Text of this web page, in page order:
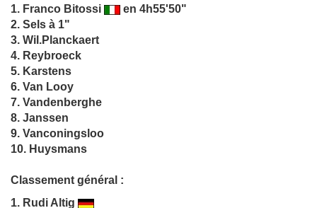
1. Franco Bitossi
en 4h55'50"
2. Sels à 1"
3. Wil.Planckaert
4. Reybroeck
5. Karstens
6. Van Looy
7. Vandenberghe
8. Janssen
9. Vanconingsloo
10. Huysmans
Classement général :
1. Rudi Altig